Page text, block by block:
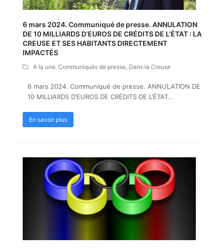
6 mars 2024. Communiqué de presse. ANNULATION
DE 10 MILLIARDS D’EUROS DE CRÉDITS DE L’ÉTAT : LA
CREUSE ET SES HABITANTS DIRECTEMENT
IMPACTÉS
A la une, Communiqués de presse, Dans la Creuse
6 mars 2024. Communiqué de presse. ANNULATION DE
10 MILLIARDS D’EUROS DE CRÉDITS DE L’ÉTAT…
En savoir plus